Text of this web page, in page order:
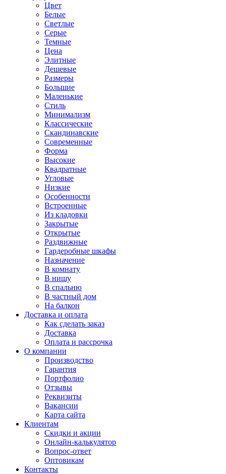
Цвет
Белые
Светлые
Серые
Темные
Цена
Элитные
Дешевые
Размеры
Большие
Маленькие
Стиль
Минимализм
Классические
Скандинавские
Современные
Форма
Высокие
Квадратные
Угловые
Низкие
Особенности
Встроенные
Из кладовки
Закрытые
Открытые
Раздвижные
Гардеробные шкафы
Назначение
В комнату
В нишу
В спальню
В частный дом
На балкон
Доставка и оплата
Как сделать заказ
Доставка
Оплата и рассрочка
О компании
Производство
Гарантия
Портфолио
Отзывы
Реквизиты
Вакансии
Карта сайта
Клиентам
Скидки и акции
Онлайн-калькулятор
Вопрос-ответ
Оптовикам
Контакты